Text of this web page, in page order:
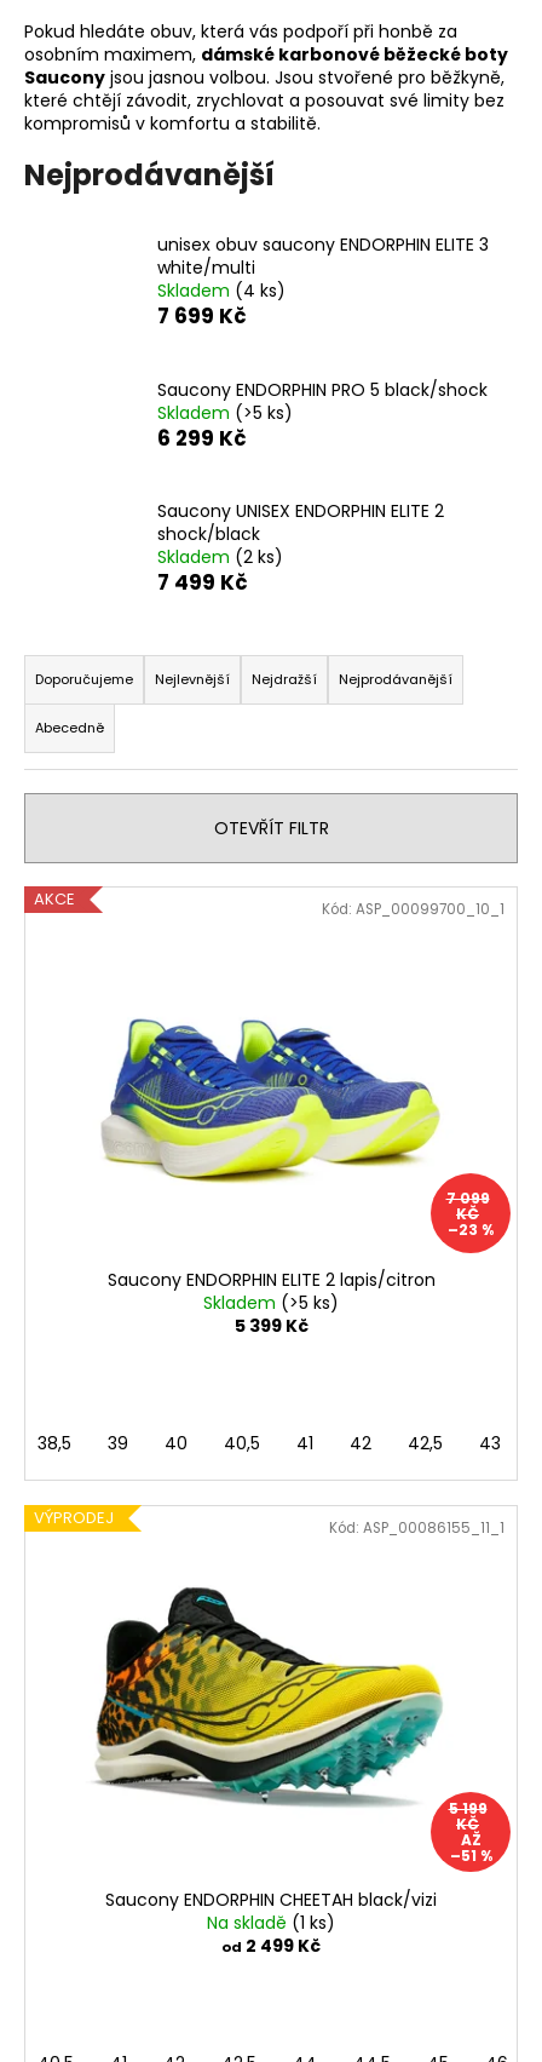
Pokud hledáte obuv, která vás podpoří při honbě za
osobním maximem, dámské karbonové běžecké boty
Saucony jsou jasnou volbou. Jsou stvořené pro běžkyně,
které chtějí závodit, zrychlovat a posouvat své limity bez
kompromisů v komfortu a stabilitě.
Nejprodávanější
unisex obuv saucony ENDORPHIN ELITE 3
white/multi
Skladem (4 ks)
7 699 Kč
Saucony ENDORPHIN PRO 5 black/shock
Skladem (>5 ks)
6 299 Kč
Saucony UNISEX ENDORPHIN ELITE 2
shock/black
Skladem (2 ks)
7 499 Kč
Ř
a
z
e
n
r
o
Doporučujeme Nejlevnější Nejdražší Nejprodávanější
Abecedně
OTEVŘÍT FILTR
V
AKCE
7 099
KČ
–23 %
Saucony ENDORPHIN ELITE 2 lapis/citron
Skladem (>5 ks)
5 399 Kč
38,5 39 40 40,5 41 42 42,5 43
Kód: ASP_00099700_10_1
VÝPRODEJ
5 199
KČ
AŽ
–51 %
Saucony ENDORPHIN CHEETAH black/vizi
Na skladě (1 ks)
od 2 499 Kč
Kód: ASP_00086155_11_1
e
BOTY
CRAFT
ENDURANCE
3
-